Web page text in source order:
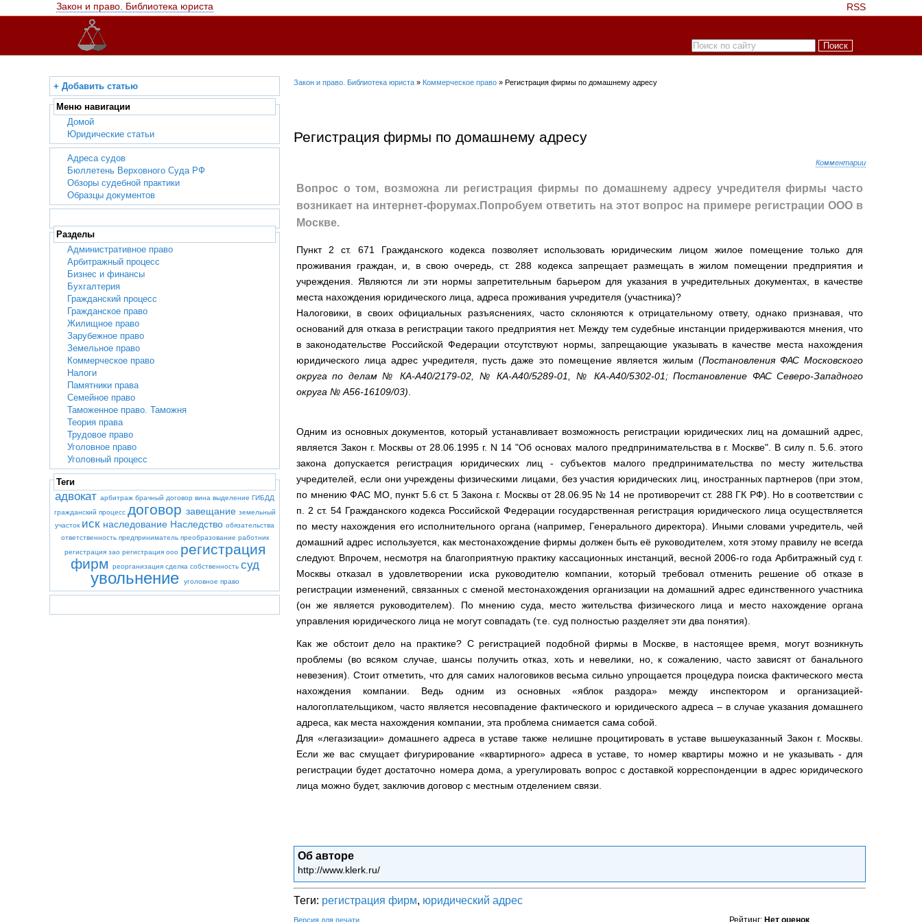
Закон и право. Библиотека юриста RSS
+ Добавить статью
Меню навигации
Домой
Юридические статьи
Адреса судов
Бюллетень Верховного Суда РФ
Обзоры судебной практики
Образцы документов
Разделы
Административное право
Арбитражный процесс
Бизнес и финансы
Бухгалтерия
Гражданский процесс
Гражданское право
Жилищное право
Зарубежное право
Земельное право
Коммерческое право
Налоги
Памятники права
Семейное право
Таможенное право. Таможня
Теория права
Трудовое право
Уголовное право
Уголовный процесс
Теги
адвокат арбитраж брачный договор вина выделение ГИБДД
гражданский процесс договор завещание земельный
участок иск наследование Наследство обязательства
ответственность предприниматель преобразование работник
регистрация зао регистрация ооо регистрация
фирм
реорганизация сделка собственность суд
увольнение уголовное право
Закон и право. Библиотека юриста » Коммерческое право » Регистрация фирмы по домашнему адресу
Регистрация фирмы по домашнему адресу
Комментарии
Вопрос о том, возможна ли регистрация фирмы по домашнему адресу учредителя фирмы часто
возникает на интернет-форумах.Попробуем ответить на этот вопрос на примере регистрации ООО в
Москве.
Пункт 2 ст. 671 Гражданского кодекса позволяет использовать юридическим лицом жилое помещение только для
проживания граждан, и, в свою очередь, ст. 288 кодекса запрещает размещать в жилом помещении предприятия и
учреждения. Являются ли эти нормы запретительным барьером для указания в учредительных документах, в качестве
места нахождения юридического лица, адреса проживания учредителя (участника)?
Налоговики, в своих официальных разъяснениях, часто склоняются к отрицательному ответу, однако признавая, что
оснований для отказа в регистрации такого предприятия нет. Между тем судебные инстанции придерживаются мнения, что
в законодательстве Российской Федерации отсутствуют нормы, запрещающие указывать в качестве места нахождения
юридического лица адрес учредителя, пусть даже это помещение является жилым (Постановления ФАС Московского
округа по делам № КА-А40/2179-02, № КА-А40/5289-01, № КА-А40/5302-01; Постановление ФАС Северо-Западного
округа № А56-16109/03)
Одним из основных документов, который устанавливает возможность регистрации юридических лиц на домашний адрес,
является Закон г. Москвы от 28.06.1995 г. N 14 "Об основах малого предпринимательства в г. Москве". В силу п. 5.6. этого
закона допускается регистрация юридических лиц - субъектов малого предпринимательства по месту жительства
учредителей, если они учреждены физическими лицами, без участия юридических лиц, иностранных партнеров (при этом,
по мнению ФАС МО, пункт 5.6 ст. 5 Закона г. Москвы от 28.06.95 № 14 не противоречит ст. 288 ГК РФ). Но в соответствии с
п. 2 ст. 54 Гражданского кодекса Российской Федерации государственная регистрация юридического лица осуществляется
по месту нахождения его исполнительного органа (например, Генерального директора). Иными словами учредитель, чей
домашний адрес используется, как местонахождение фирмы должен быть её руководителем, хотя этому правилу не всегда
следуют. Впрочем, несмотря на благоприятную практику кассационных инстанций, весной 2006-го года Арбитражный суд г.
Москвы отказал в удовлетворении иска руководителю компании, который требовал отменить решение об отказе в
регистрации изменений, связанных с сменой местонахождения организации на домашний адрес единственного участника
(он же является руководителем). По мнению суда, место жительства физического лица и место нахождение органа
управления юридического лица не могут совпадать (т.е. суд полностью разделяет эти два понятия).
Как же обстоит дело на практике? С регистрацией подобной фирмы в Москве, в настоящее время, могут возникнуть
проблемы (во всяком случае, шансы получить отказ, хоть и невелики, но, к сожалению, часто зависят от банального
невезения). Стоит отметить, что для самих налоговиков весьма сильно упрощается процедура поиска фактического места
нахождения компании. Ведь одним из основных «яблок раздора» между инспектором и организацией-
налогоплательщиком, часто является несовпадение фактического и юридического адреса – в случае указания домашнего
адреса, как места нахождения компании, эта проблема снимается сама собой.
Для «легазизации» домашнего адреса в уставе также нелишне процитировать в уставе вышеуказанный Закон г. Москвы.
Если же вас смущает фигурирование «квартирного» адреса в уставе, то номер квартиры можно и не указывать - для
регистрации будет достаточно номера дома, а урегулировать вопрос с доставкой корреспонденции в адрес юридического
лица можно будет, заключив договор с местным отделением связи.
Об авторе
http://www.klerk.ru/
Теги: регистрация фирм, юридический адрес
Версия для печати
Рейтинг: Нет оценок